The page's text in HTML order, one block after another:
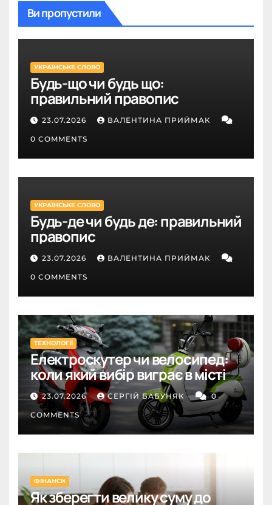
Ви пропустили
УКРАЇНСЬКЕ СЛОВО
Будь-що чи будь що:
правильний правопис
23.07.2026 ВАЛЕНТИНА ПРИЙМАК
0 COMMENTS
УКРАЇНСЬКЕ СЛОВО
Будь-де чи будь де: правильний
правопис
23.07.2026 ВАЛЕНТИНА ПРИЙМАК
0 COMMENTS
ТЕХНОЛОГІЇ
Електроскутер чи велосипед:
коли який вибір виграє в місті
23.07.2026 СЕРГІЙ БАБУНЯК 0
COMMENTS
ФІНАНСИ
Як зберегти велику суму до